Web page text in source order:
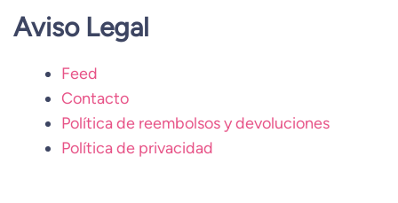
Aviso Legal
Feed
Contacto
Política de reembolsos y devoluciones
Política de privacidad